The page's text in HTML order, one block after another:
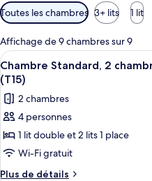
Filtres
disponibles
pour
les
chambres
Toutes les chambres 3+ lits 1 lit
Affichage de 9 chambres sur 9
Afficher
toutes
les
photos
pour
ce
type
de
5
Chambre Standard, 2
(T15)
2 chambres
4 personnes
1 lit double et 2 lits 1 place
Wi-Fi gratuit
Plus de détails
Plus